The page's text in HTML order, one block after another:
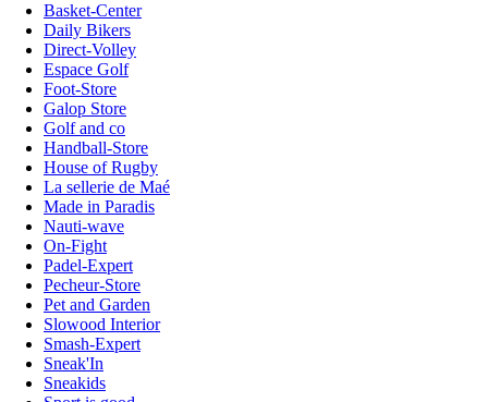
Basket-Center
Daily Bikers
Direct-Volley
Espace Golf
Foot-Store
Galop Store
Golf and co
Handball-Store
House of Rugby
La sellerie de Maé
Made in Paradis
Nauti-wave
On-Fight
Padel-Expert
Pecheur-Store
Pet and Garden
Slowood Interior
Smash-Expert
Sneak'In
Sneakids